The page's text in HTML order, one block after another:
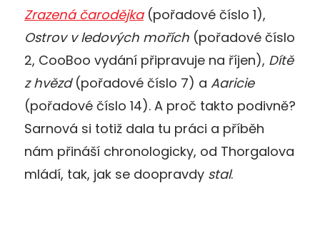
Zrazená čarodějka(pořadové číslo 1),
Ostrov v ledových mořích (pořadové číslo
2, CooBoo vydání připravuje na říjen), Dítě
z hvězd(pořadové číslo 7) a Aaricie
(pořadové číslo 14). A proč takto podivně?
Sarnová si totiž dala tu práci a příběh
nám přináší chronologicky, od Thorgalova
mládí, tak, jak se doopravdy stal.